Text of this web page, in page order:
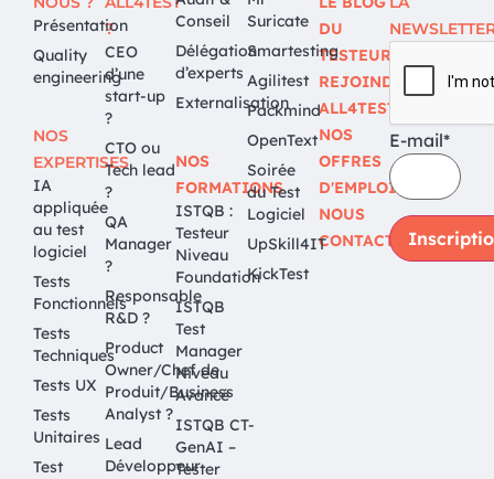
Présentation
Quality
engineering
NOS
EXPERTISES
IA
appliquée
au test
logiciel
Tests
Fonctionnels
Tests
Techniques
Tests UX
Tests
Unitaires
Test
?
CEO
d’une
start-up
?
CTO ou
Tech lead
?
QA
Manager
?
Responsable
R&D ?
Product
Owner/Chef de
Produit/Business
Analyst ?
Lead
Développeur
Conseil
Délégation
d’experts
Externalisation
NOS
FORMATIONS
ISTQB :
Testeur
Niveau
Foundation
ISTQB
Test
Manager
Niveau
Avancé
ISTQB CT-
GenAI –
Tester
Suricate
Smartesting
Agilitest
Packmind
OpenText
Soirée
du Test
Logiciel
UpSkill4IT
KickTest
DU
TESTEUR
REJOINDRE
ALL4TEST
NOS
OFFRES
D'EMPLOI
NOUS
CONTACTER
E-mail*